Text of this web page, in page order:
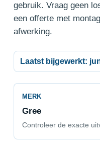
gebruik. Vraag geen
een offerte met
afwerking.
Laatst bijgewerkt:
MERK
Gree
Controleer de exacte